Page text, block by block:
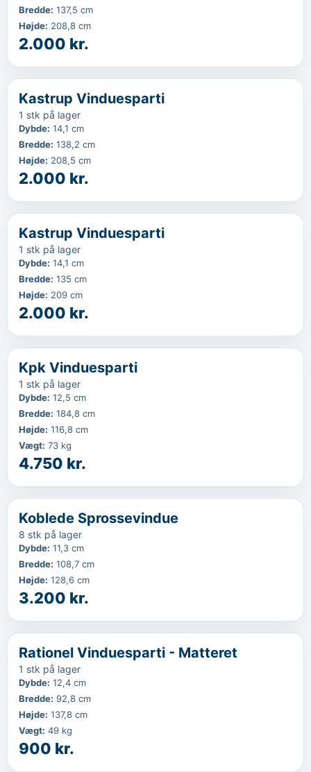
Bredde: 137,5 cm
Højde: 208,8 cm
2.000 kr.
‹
Kastrup Vinduesparti
1 stk på lager
Dybde: 14,1 cm
Bredde: 138,2 cm
Højde: 208,5 cm
2.000 kr.
‹
Kastrup Vinduesparti
1 stk på lager
Dybde: 14,1 cm
Bredde: 135 cm
Højde: 209 cm
2.000 kr.
‹
Kpk Vinduesparti
1 stk på lager
Dybde: 12,5 cm
Bredde: 184,8 cm
Højde: 116,8 cm
Vægt: 73 kg
4.750 kr.
‹
Koblede Sprossevindue
8 stk på lager
Dybde: 11,3 cm
Bredde: 108,7 cm
Højde: 128,6 cm
3.200 kr.
‹
Rationel Vinduesparti - Matteret
1 stk på lager
Dybde: 12,4 cm
Bredde: 92,8 cm
Højde: 137,8 cm
Vægt: 49 kg
900 kr.